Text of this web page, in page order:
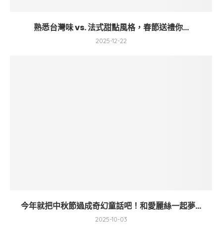
熟悉台灣味 vs. 法式甜點風格，春節送禮你...
2025-12-22
今年就把中秋節過成奇幻童話吧！和愛麗絲一起夢...
2025-10-03